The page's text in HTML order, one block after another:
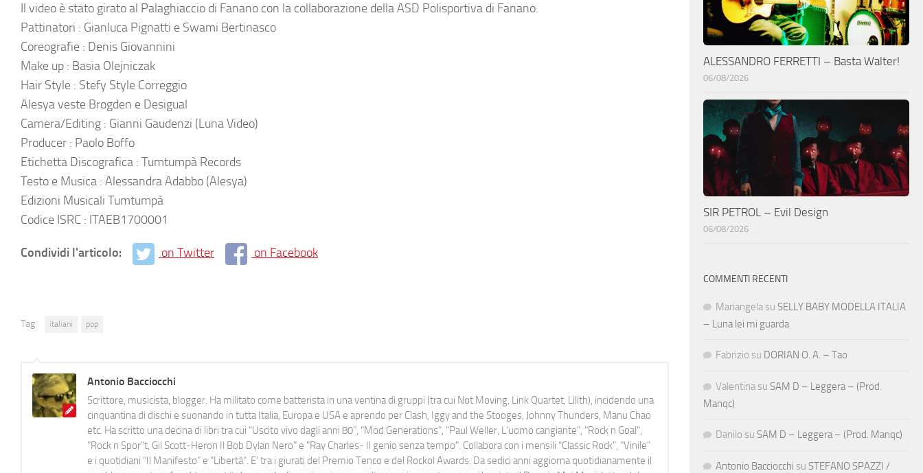
Il video è stato girato al Palaghiaccio di Fanano con la collaborazione della ASD Polisportiva di Fanano.
Pattinatori : Gianluca Pignatti e Swami Bertinasco
Coreografie : Denis Giovannini
Make up : Basia Olejniczak
Hair Style : Stefy Style Correggio
Alesya veste Brogden e Desigual
Camera/Editing : Gianni Gaudenzi (Luna Video)
Producer : Paolo Boffo
Etichetta Discografica : Tumtumpà Records
Testo e Musica : Alessandra Adabbo (Alesya)
Edizioni Musicali Tumtumpà
Codice ISRC : ITAEB1700001
Condividi l'articolo: on Twitter on Facebook
Tag: italiani pop
Antonio Bacciocchi
Scrittore, musicista, blogger. Ha militato come batterista in una ventina di gruppi (tra cui Not Moving, Link Quartet, Lilith), incidendo una
cinquantina di dischi e suonando in tutta Italia, Europa e USA e aprendo per Clash, Iggy and the Stooges, Johnny Thunders, Manu Chao
etc. Ha scritto una decina di libri tra cui "Uscito vivo dagli anni 80", "Mod Generations", "Paul Weller, L’uomo cangiante", "Rock n Goal",
"Rock n Spor"t, Gil Scott-Heron Il Bob Dylan Nero" e "Ray Charles- Il genio senza tempo". Collabora con i mensili “Classic Rock”, "Vinile"
e i quotidiani “Il Manifesto” e “Libertà”. E' tra i giurati del Premio Tenco e del Rockol Awards. Da sedici anni aggiorna quotidianamente il
ALESSANDRO FERRETTI – Basta Walter!
06/08/2026
SIR PETROL – Evil Design
06/08/2026
COMMENTI RECENTI
Mariangela su SELLY BABY MODELLA ITALIA
– Luna lei mi guarda
Fabrizio su DORIAN O. A. – Tao
Valentina su SAM D – Leggera – (Prod.
Manqc)
Danilo su SAM D – Leggera – (Prod. Manqc)
Antonio Bacciocchi su STEFANO SPAZZI /